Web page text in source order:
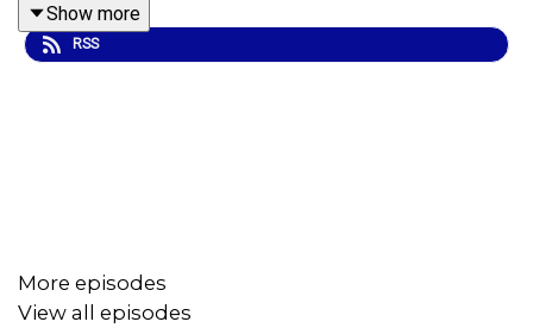
Lorsque la colère de Zéphir éclate, Nour et Marin doivent
apprendre à comprendre ce qu’il·elle ressentent… et à
livret destiné aux adultes, permet de prolonger les
échanges et d' accompagner les enfants dans le
Show more
RSS
More episodes
View all episodes